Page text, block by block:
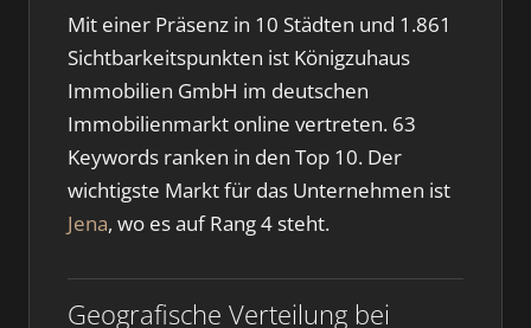
Mit einer Präsenz in 10 Städten und 1.861
Sichtbarkeitspunkten ist Königzuhaus
Immobilien GmbH im deutschen
Immobilienmarkt online vertreten. 63
Keywords ranken in den Top 10. Der
wichtigste Markt für das Unternehmen ist
Jena, wo es auf Rang 4 steht.
Geografische Verteilung bei